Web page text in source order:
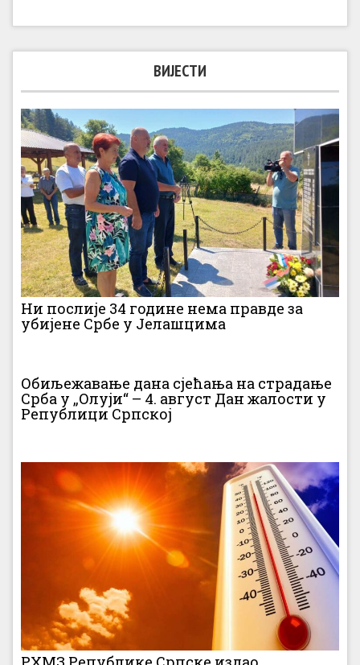
ВИЈЕСТИ
Ни послије 34 године нема правде за
убијене Србе у Јелашцима
Обиљежавање дана сјећања на страдање
Срба у „Олуји“ – 4. август Дан жалости у
Републици Српској